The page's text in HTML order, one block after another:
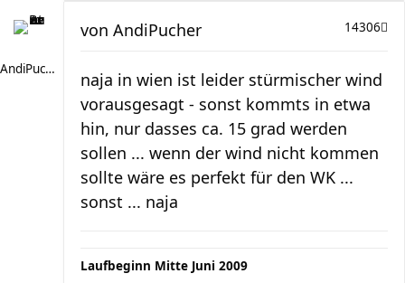
AndiPucher
14306
von AndiPucher
naja in wien ist leider stürmischer wind
vorausgesagt - sonst kommts in etwa
hin, nur dasses ca. 15 grad werden
sollen ... wenn der wind nicht kommen
sollte wäre es perfekt für den WK ...
sonst ... naja
Laufbeginn Mitte Juni 2009